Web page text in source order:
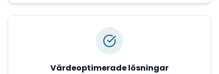
Värdeoptimerade lösningar